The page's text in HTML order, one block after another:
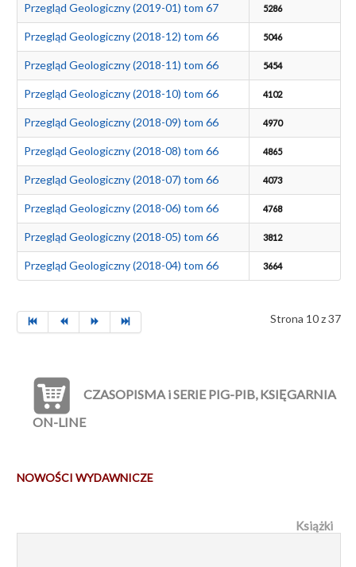
Przegląd Geologiczny (2019-01) tom 67 5286
Przegląd Geologiczny (2018-12) tom 66 5046
Przegląd Geologiczny (2018-11) tom 66 5454
Przegląd Geologiczny (2018-10) tom 66 4102
Przegląd Geologiczny (2018-09) tom 66 4970
Przegląd Geologiczny (2018-08) tom 66 4865
Przegląd Geologiczny (2018-07) tom 66 4073
Przegląd Geologiczny (2018-06) tom 66 4768
Przegląd Geologiczny (2018-05) tom 66 3812
Przegląd Geologiczny (2018-04) tom 66 3664
Strona 10 z 37
CZASOPISMA i SERIE PIG-PIB, KSIĘGARNIA
ON-LINE
NOWOŚCI WYDAWNICZE
Książki